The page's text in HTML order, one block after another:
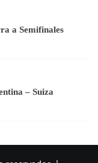
a Semifinales
– Suiza